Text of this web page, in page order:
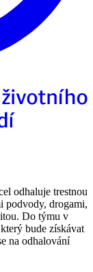
odhaluje trestnou
podvody, drogami,
Do týmu v
bude získávat
na odhalování